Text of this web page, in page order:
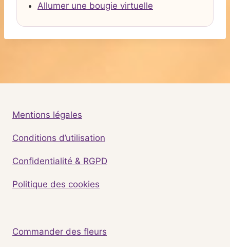
Allumer une bougie virtuelle
Mentions légales
Conditions d’utilisation
Confidentialité & RGPD
Politique des cookies
Commander des fleurs